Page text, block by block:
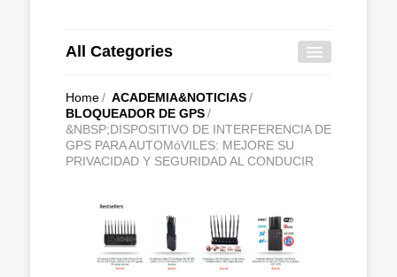
All Categories
Home/ ACADEMIA&NOTICIAS/
BLOQUEADOR DE GPS/
&NBSP;DISPOSITIVO DE INTERFERENCIA DE
GPS PARA AUTOMóVILES: MEJORE SU
PRIVACIDAD Y SEGURIDAD AL CONDUCIR